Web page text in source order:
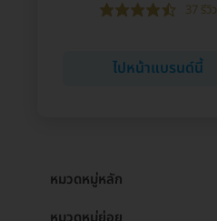
37 รีวิว
ไปหน้าแบรนด์นี้
หมวดหมู่หลัก